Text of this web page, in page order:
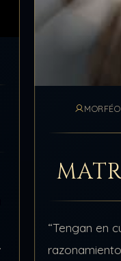
MORFÉO
“Tengan en